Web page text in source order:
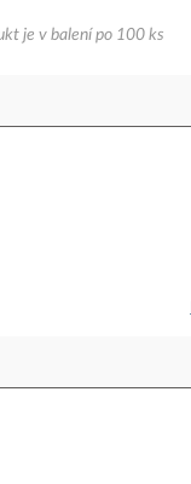
je v balení po 100 ks